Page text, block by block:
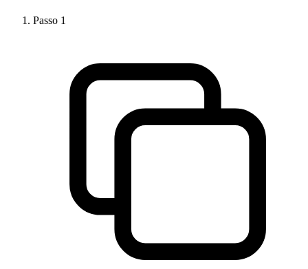
Passo 1